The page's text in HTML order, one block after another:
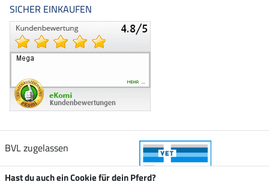
SICHER EINKAUFEN
BVL zugelassen
Hast du auch ein Cookie für dein Pferd?